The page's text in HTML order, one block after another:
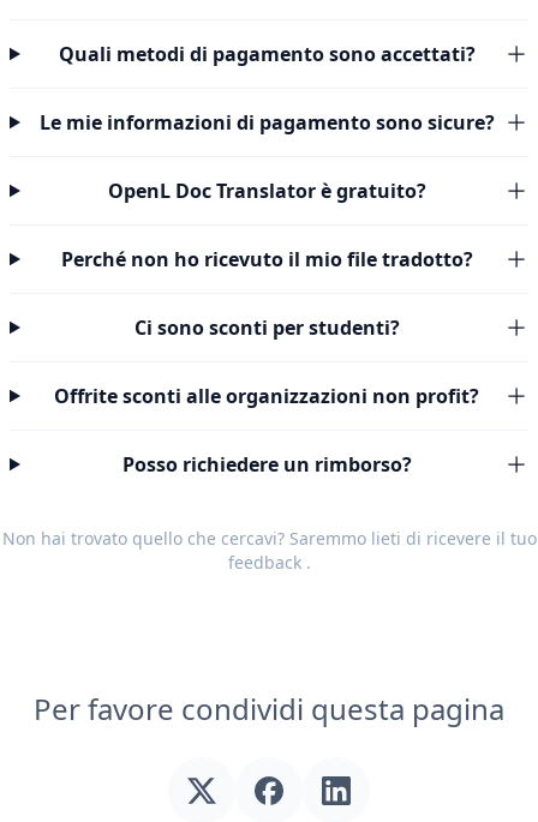
Quali metodi di pagamento sono accettati?
Le mie informazioni di pagamento sono sicure?
OpenL Doc Translator è gratuito?
Perché non ho ricevuto il mio file tradotto?
Ci sono sconti per studenti?
Offrite sconti alle organizzazioni non profit?
Posso richiedere un rimborso?
Non hai trovato quello che cercavi? Saremmo lieti di ricevere il tuo
feedback.
Per favore condividi questa pagina